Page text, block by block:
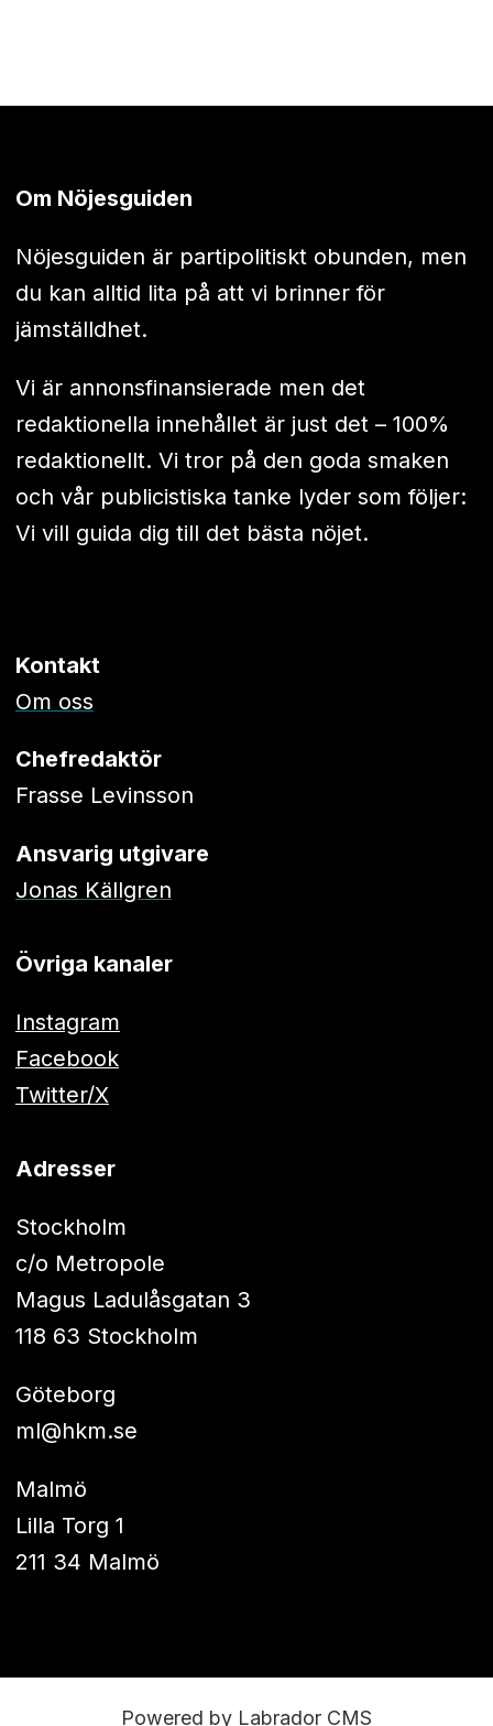
Om Nöjesguiden
Nöjesguiden är partipolitiskt obunden, men
du kan alltid lita på att vi brinner för
jämställdhet.
Vi är annonsfinansierade men det
redaktionella innehållet är just det – 100%
redaktionellt. Vi tror på den goda smaken
och vår publicistiska tanke lyder som följer:
Vi vill guida dig till det bästa nöjet.
Kontakt
Om oss
Chefredaktör
Frasse Levinsson
Ansvarig utgivare
Jonas Källgren
Övriga kanaler
Instagram
Facebook
Twitter/X
Adresser
Stockholm
c/o Metropole
Magus Ladulåsgatan 3
118 63 Stockholm
Göteborg
ml@hkm.se
Malmö
Lilla Torg 1
211 34 Malmö
Powered by Labrador CMS